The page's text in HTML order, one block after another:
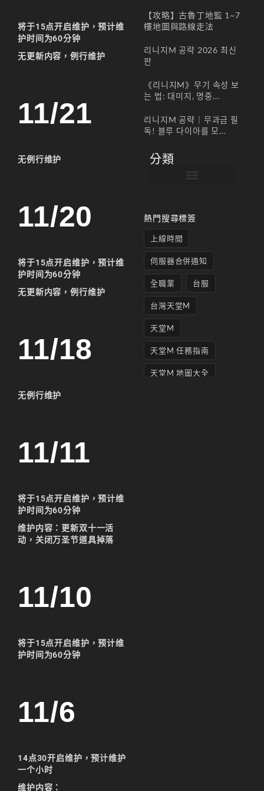
将于15点开启维护，预计维
护时间为60分钟
无更新内容 ，例行维护
11/21
无例行维护
11/20
将于15点开启维护，预计维
护时间为60分钟
无更新内容 ，例行维护
11/18
无例行维护
11/11
将于15点开启维护，预计维
护时间为60分钟
维护内容：更新双十一活
动，关闭万圣节道具掉落
11/10
将于15点开启维护，预计维
护时间为60分钟
11/6
14点30开启维护，预计维护
一个小时
维护内容：
【攻略】古魯丁地監 1~7
樓地圖與路線走法
리니지M 공략 2026 최신
판
《리니지M》무기 속성 보
는 법: 대미지, 명중...
리니지M 공략｜무과금 필
독! 블루 다이아를 모...
分類
熱門搜尋標簽
上線時間
伺服器合併通知
全職業 台服
台灣天堂M
天堂M
天堂M 任務指南
天堂M 地圖大全